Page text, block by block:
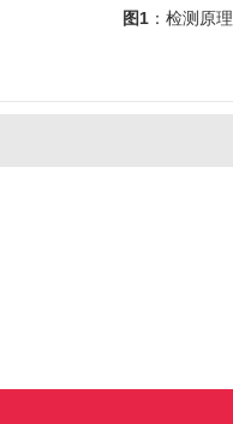
图1 ：检测原理